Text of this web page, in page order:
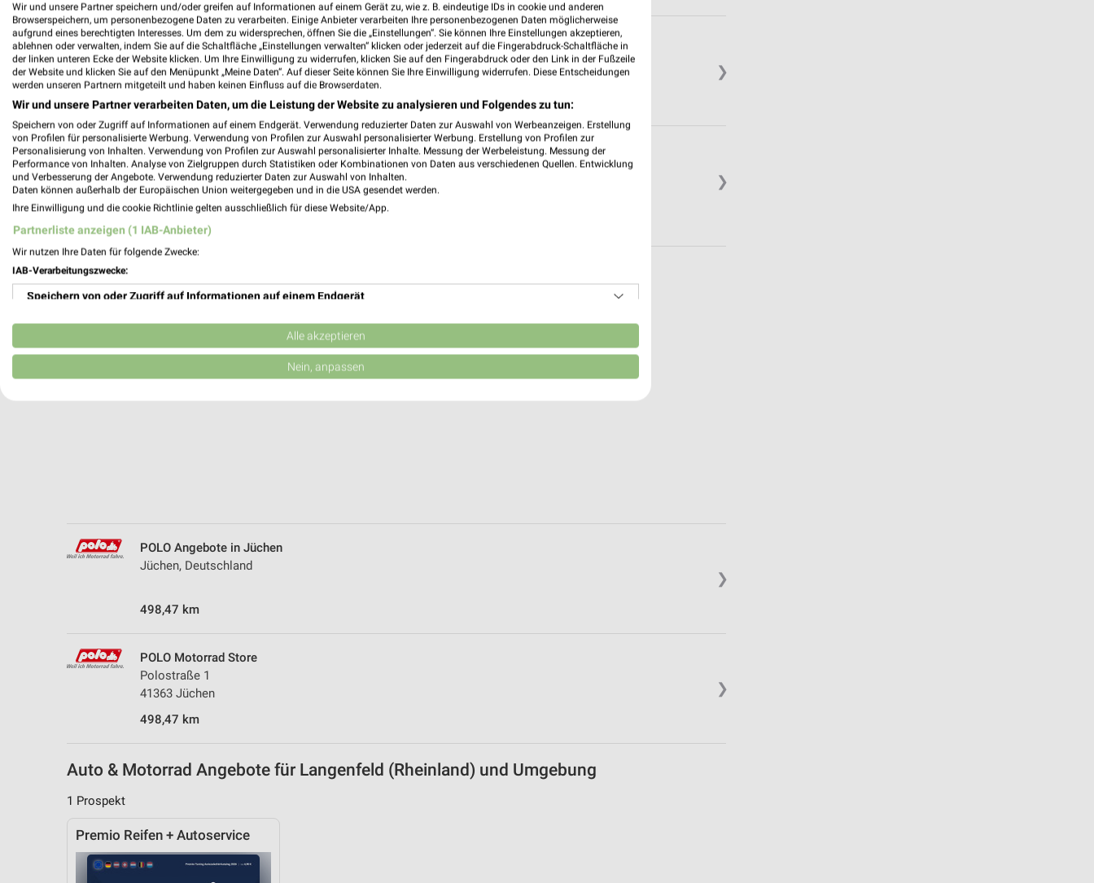
❯
POLO Angebote in Düsseldorf
Düsseldorf, Deutschland
476,69 km
❯
POLO Angebote in Wuppertal
Wuppertal, Deutschland
451,11 km
❯
POLO Angebote in Jüchen
Jüchen, Deutschland
498,47 km
❯
POLO Motorrad Store
Polostraße 1
41363 Jüchen
498,47 km
Auto & Motorrad Angebote für Langenfeld (Rheinland) und Umgebung
1 Prospekt
Premio Reifen + Autoservice
Wir und unsere Partner speichern und/oder greifen auf Informationen auf einem Gerät zu, wie z. B. eindeutige IDs in cookie und anderen
Browserspeichern, um personenbezogene Daten zu verarbeiten. Einige Anbieter verarbeiten Ihre personenbezogenen Daten möglicherweise
aufgrund eines berechtigten Interesses. Um dem zu widersprechen, öffnen Sie die „Einstellungen“. Sie können Ihre Einstellungen akzeptieren,
ablehnen oder verwalten, indem Sie auf die Schaltfläche „Einstellungen verwalten“ klicken oder jederzeit auf die Fingerabdruck-Schaltfläche in
der linken unteren Ecke der Website klicken. Um Ihre Einwilligung zu widerrufen, klicken Sie auf den Fingerabdruck oder den Link in der Fußzeile
der Website und klicken Sie auf den Menüpunkt „Meine Daten“. Auf dieser Seite können Sie Ihre Einwilligung widerrufen. Diese Entscheidungen
werden unseren Partnern mitgeteilt und haben keinen Einfluss auf die Browserdaten.
Wir und unsere Partner verarbeiten Daten, um die Leistung der Website zu analysieren und Folgendes zu tun:
Speichern von oder Zugriff auf Informationen auf einem Endgerät. Verwendung reduzierter Daten zur Auswahl von Werbeanzeigen. Erstellung
von Profilen für personalisierte Werbung. Verwendung von Profilen zur Auswahl personalisierter Werbung. Erstellung von Profilen zur
Personalisierung von Inhalten. Verwendung von Profilen zur Auswahl personalisierter Inhalte. Messung der Werbeleistung. Messung der
Performance von Inhalten. Analyse von Zielgruppen durch Statistiken oder Kombinationen von Daten aus verschiedenen Quellen. Entwicklung
und Verbesserung der Angebote. Verwendung reduzierter Daten zur Auswahl von Inhalten.
Daten können außerhalb der Europäischen Union weitergegeben und in die USA gesendet werden.
Ihre Einwilligung und die cookie Richtlinie gelten ausschließlich für diese Website/App.
Partnerliste anzeigen (1 IAB-Anbieter)
Wir nutzen Ihre Daten für folgende Zwecke:
IAB-Verarbeitungszwecke:
Speichern von oder Zugriff auf Informationen auf einem Endgerät
Verwendung reduzierter Daten zur Auswahl von Werbeanzeigen
Erstellung von Profilen für personalisierte Werbung
Analyse von Zielgruppen durch Statistiken oder Kombinationen von Daten aus verschiedenen
Entwicklung und Verbesserung der Angebote
IAB-Besonderheiten:
Verwendung genauer Standortdaten
Geräte anhand von aktiv angeforderten Informationen identifizieren
Notwendig
Alle akzeptieren
Nein, anpassen